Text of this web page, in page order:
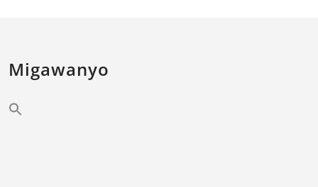
Migawanyo